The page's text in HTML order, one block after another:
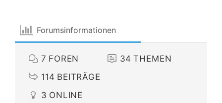
Forumsinformationen
7 FOREN 34 THEMEN
114 BEITRÄGE
3 ONLINE